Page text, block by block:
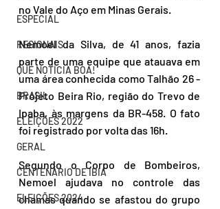
ESPECIAL
REGIONAIS
QUE NOTÍCIA BOA!
BRASIL
ELEIÇÕES 2022
GERAL
CENTENÁRIO DE IBIÁ
ELEIÇÕES 2024
no Vale do Aço em Minas Gerais.
Nemoel da Silva, de 41 anos, fazia
parte de uma equipe que atauava em
uma área conhecida como Talhão 26 -
Projeto Beira Rio, região do Trevo de
Ipaba, às margens da BR-458. O fato
foi registrado por volta das 16h.
Segundo o Corpo de Bombeiros,
Nemoel ajudava no controle das
chamas quando se afastou do grupo